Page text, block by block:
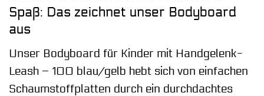
Spaß: Das zeichnet unser Bodyboard
aus
Unser Bodyboard für Kinder mit Handgelenk-
Leash – 100 blau/gelb hebt sich von einfachen
Schaumstoffplatten durch ein durchdachtes